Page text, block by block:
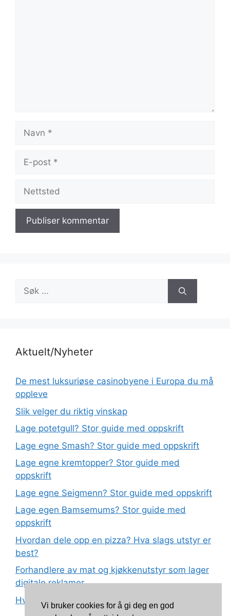
Navn
Nettsted
Søk
etter:
Aktuelt/Nyheter
De mest luksuriøse casinobyene i Europa du må
oppleve
Slik velger du riktig vinskap
Lage potetgull? Stor guide med oppskrift
Lage egne Smash? Stor guide med oppskrift
Lage egne kremtopper? Stor guide med
oppskrift
Lage egne Seigmenn? Stor guide med oppskrift
Lage egen Bamsemums? Stor guide med
oppskrift
Hvordan dele opp en pizza? Hva slags utstyr er
best?
Forhandlere av mat og kjøkkenutstyr som lager
digitale reklamer
Hva betyr det at plast har matkvalitet?
Vi bruker cookies for å gi deg en god